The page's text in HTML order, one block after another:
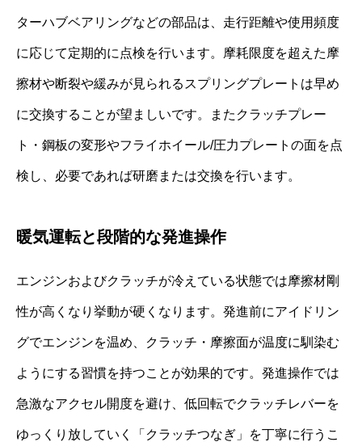
ターハブベアリングなどの部品は、走行距離や使用頻度
に応じて定期的に点検を行います。摩耗限度を超えた摩
擦材や断裂や緩みが見られるスプリングプレートは早め
に交換することが望ましいです。またクラッチプレー
ト・鋼板の変形やフライホイール/圧力プレートの面を点
検し、必要であれば研磨または交換を行います。
暖気運転と段階的な発進操作
エンジンおよびクラッチが冷えている状態では摩擦材剛
性が高くなり挙動が硬くなります。発進前にアイドリン
グでエンジンを温め、クラッチ・摩擦面が温度に馴染む
ようにする習慣を持つことが効果的です。発進操作では
急激なアクセル開度を避け、低回転でクラッチレバーを
ゆっくり放していく「クラッチつなぎ」を丁寧に行うこ